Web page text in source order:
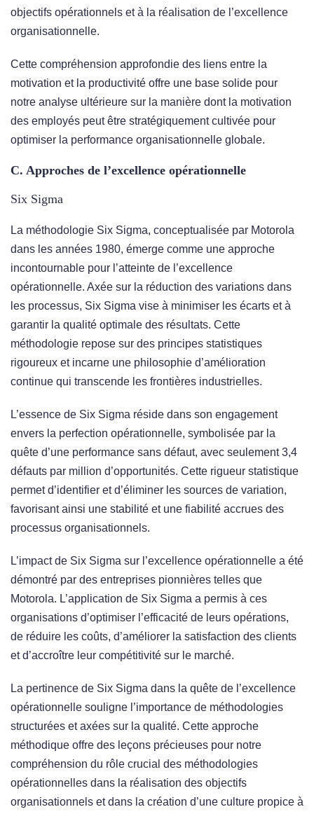
objectifs opérationnels et à la réalisation de l’excellence
organisationnelle.
Cette compréhension approfondie des liens entre la
motivation et la productivité offre une base solide pour
notre analyse ultérieure sur la manière dont la motivation
des employés peut être stratégiquement cultivée pour
optimiser la performance organisationnelle globale.
C. Approches de l’excellence opérationnelle
Six Sigma
La méthodologie Six Sigma, conceptualisée par Motorola
dans les années 1980, émerge comme une approche
incontournable pour l’atteinte de l’excellence
opérationnelle. Axée sur la réduction des variations dans
les processus, Six Sigma vise à minimiser les écarts et à
garantir la qualité optimale des résultats. Cette
méthodologie repose sur des principes statistiques
rigoureux et incarne une philosophie d’amélioration
continue qui transcende les frontières industrielles.
L’essence de Six Sigma réside dans son engagement
envers la perfection opérationnelle, symbolisée par la
quête d’une performance sans défaut, avec seulement 3,4
défauts par million d’opportunités. Cette rigueur statistique
permet d’identifier et d’éliminer les sources de variation,
favorisant ainsi une stabilité et une fiabilité accrues des
processus organisationnels.
L’impact de Six Sigma sur l’excellence opérationnelle a été
démontré par des entreprises pionnières telles que
Motorola. L’application de Six Sigma a permis à ces
organisations d’optimiser l’efficacité de leurs opérations,
de réduire les coûts, d’améliorer la satisfaction des clients
et d’accroître leur compétitivité sur le marché.
La pertinence de Six Sigma dans la quête de l’excellence
opérationnelle souligne l’importance de méthodologies
structurées et axées sur la qualité. Cette approche
méthodique offre des leçons précieuses pour notre
compréhension du rôle crucial des méthodologies
opérationnelles dans la réalisation des objectifs
organisationnels et dans la création d’une culture propice à